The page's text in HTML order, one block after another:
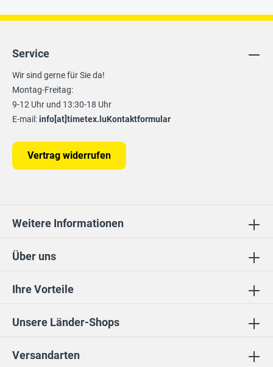
Ihre Vorteile
Unsere Länder-Shops
Über uns
Service
Wir sind gerne für Sie da!
Montag-Freitag:
9-12 Uhr und 13:30-18 Uhr
E-mail:info[at]timetex.luKontaktformular
Vertrag widerrufen
Weitere Informationen
Versandarten